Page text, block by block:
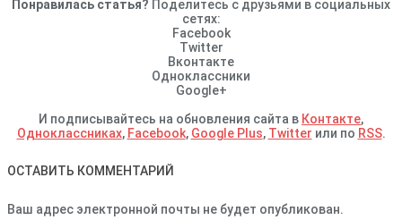
Понравилась статья? Поделитесь с друзьями в социальных
сетях:
Facebook
Twitter
Вконтакте
Одноклассники
Google+
И подписывайтесь на обновления сайта в Контакте,
Одноклассниках, Facebook, Google Plus, Twitter или по RSS.
ОСТАВИТЬ КОММЕНТАРИЙ
Ваш адрес электронной почты не будет опубликован.